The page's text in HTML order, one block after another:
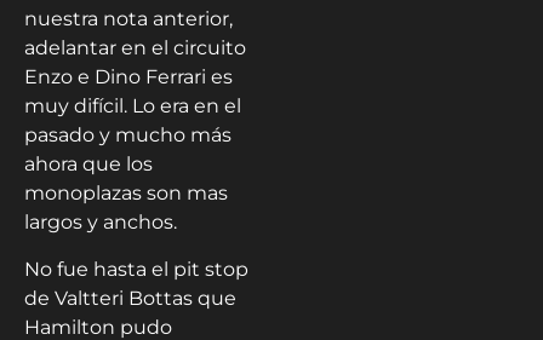
Y tal como lo
comentábamos en
nuestra nota anterior,
adelantar en el circuito
Enzo e Dino Ferrari es
muy difícil. Lo era en el